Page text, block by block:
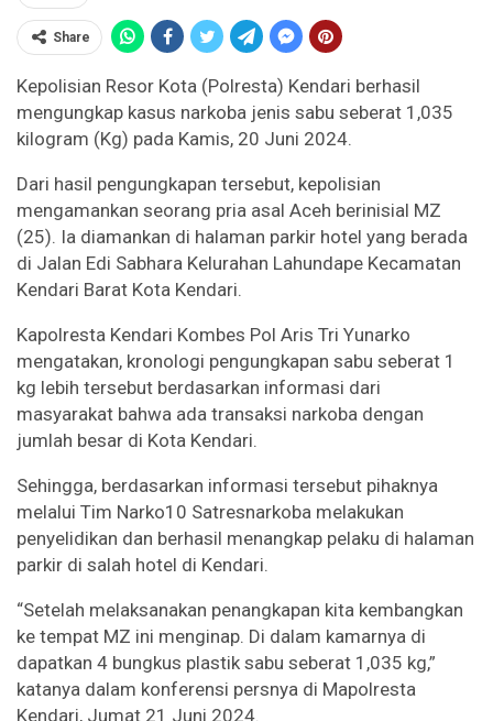
Share
Kepolisian Resor Kota (Polresta) Kendari berhasil
mengungkap kasus narkoba jenis sabu seberat 1,035
kilogram (Kg) pada Kamis, 20 Juni 2024.
Dari hasil pengungkapan tersebut, kepolisian
mengamankan seorang pria asal Aceh berinisial MZ
(25). Ia diamankan di halaman parkir hotel yang berada
di Jalan Edi Sabhara Kelurahan Lahundape Kecamatan
Kendari Barat Kota Kendari.
Kapolresta Kendari Kombes Pol Aris Tri Yunarko
mengatakan, kronologi pengungkapan sabu seberat 1
kg lebih tersebut berdasarkan informasi dari
masyarakat bahwa ada transaksi narkoba dengan
jumlah besar di Kota Kendari.
Sehingga, berdasarkan informasi tersebut pihaknya
melalui Tim Narko10 Satresnarkoba melakukan
penyelidikan dan berhasil menangkap pelaku di halaman
parkir di salah hotel di Kendari.
“Setelah melaksanakan penangkapan kita kembangkan
ke tempat MZ ini menginap. Di dalam kamarnya di
dapatkan 4 bungkus plastik sabu seberat 1,035 kg,”
katanya dalam konferensi persnya di Mapolresta
Kendari, Jumat 21 Juni 2024.